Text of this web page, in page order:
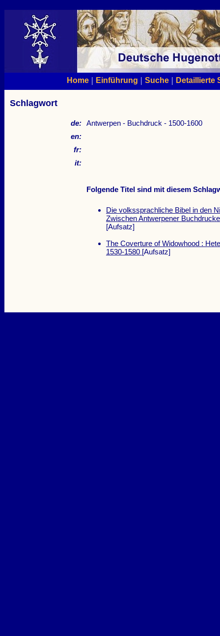
Home| Einführung | Suche| Detaillierte
Schlagwort
de: Antwerpen - Buchdruck - 1500-1600
en:
fr:
it:
Folgende Titel sind mit diesem
Die volkssprachliche Bibel in den
Zwischen Antwerpener
[Aufsatz]
The Coverture of Widowhood :
1530-1580 [Aufsatz]